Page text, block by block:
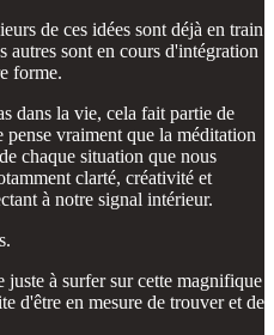
de ces idées sont déjà en train
autres sont en cours d'intégration
forme.
dans la vie, cela fait partie de
vraiment que la méditation
chaque situation que nous
clarté, créativité et
à notre signal intérieur.
à surfer sur cette magnifique
d'être en mesure de trouver et de